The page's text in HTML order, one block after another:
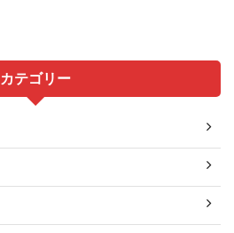
カテゴリー